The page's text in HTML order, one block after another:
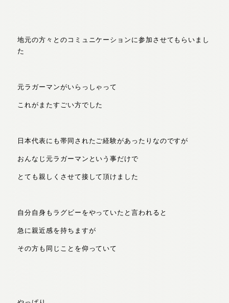
地元の方々とのコミュニケーションに参加させてもらいまし
た
元ラガーマンがいらっしゃって
これがまたすごい方でした
日本代表にも帯同されたご経験があったりなのですが
おんなじ元ラガーマンという事だけで
とても親しくさせて接して頂けました
自分自身もラグビーをやっていたと言われると
急に親近感を持ちますが
その方も同じことを仰っていて